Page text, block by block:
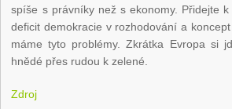
spíše s právníky než s ekonomy. Přidejte
deficit demokracie v rozhodování a
máme tyto problémy. Zkrátka Evropa si
hnědé přes rudou k zelené.
Zdroj